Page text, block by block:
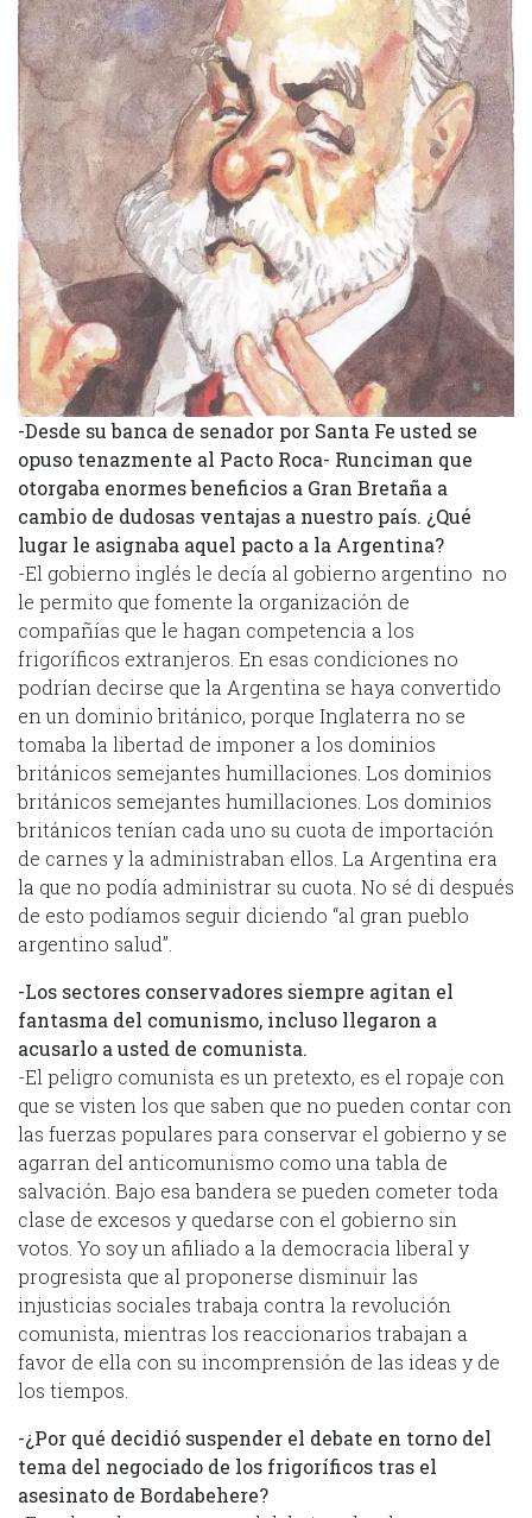
-Desde su banca de senador por Santa Fe usted se
opuso tenazmente al Pacto Roca- Runciman que
otorgaba enormes beneficios a Gran Bretaña a
cambio de dudosas ventajas a nuestro país. ¿Qué
lugar le asignaba aquel pacto a la Argentina?
-El gobierno inglés le decía al gobierno argentino no
le permito que fomente la organización de
compañías que le hagan competencia a los
frigoríficos extranjeros. En esas condiciones no
podrían decirse que la Argentina se haya convertido
en un dominio británico, porque Inglaterra no se
tomaba la libertad de imponer a los dominios
británicos semejantes humillaciones. Los dominios
británicos semejantes humillaciones. Los dominios
británicos tenían cada uno su cuota de importación
de carnes y la administraban ellos. La Argentina era
la que no podía administrar su cuota. No sé di después
de esto podíamos seguir diciendo “al gran pueblo
argentino salud”.
-Los sectores conservadores siempre agitan el
fantasma del comunismo, incluso llegaron a
acusarlo a usted de comunista.
-El peligro comunista es un pretexto, es el ropaje con
que se visten los que saben que no pueden contar con
las fuerzas populares para conservar el gobierno y se
agarran del anticomunismo como una tabla de
salvación. Bajo esa bandera se pueden cometer toda
clase de excesos y quedarse con el gobierno sin
votos. Yo soy un afiliado a la democracia liberal y
progresista que al proponerse disminuir las
injusticias sociales trabaja contra la revolución
comunista, mientras los reaccionarios trabajan a
favor de ella con su incomprensión de las ideas y de
los tiempos.
-¿Por qué decidió suspender el debate en torno del
tema del negociado de los frigoríficos tras el
asesinato de Bordabehere?